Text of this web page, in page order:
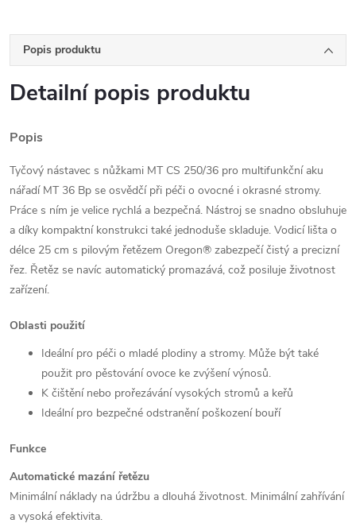
Popis produktu
Detailní popis produktu
Popis
Tyčový nástavec s nůžkami MT CS 250/36 pro multifunkční aku
nářadí MT 36 Bp se osvědčí při péči o ovocné i okrasné stromy.
Práce s ním je velice rychlá a bezpečná. Nástroj se snadno obsluhuje
a díky kompaktní konstrukci také jednoduše skladuje. Vodicí lišta o
délce 25 cm s pilovým řetězem Oregon® zabezpečí čistý a precizní
řez. Řetěz se navíc automatický promazává, což posiluje životnost
zařízení.
Oblasti použití
Ideální pro péči o mladé plodiny a stromy. Může být také
použit pro pěstování ovoce ke zvýšení výnosů.
K čištění nebo prořezávání vysokých stromů a keřů
Ideální pro bezpečné odstranění poškození bouří
Funkce
Automatické mazání řetězu
Minimální náklady na údržbu a dlouhá životnost. Minimální zahřívání
a vysoká efektivita.